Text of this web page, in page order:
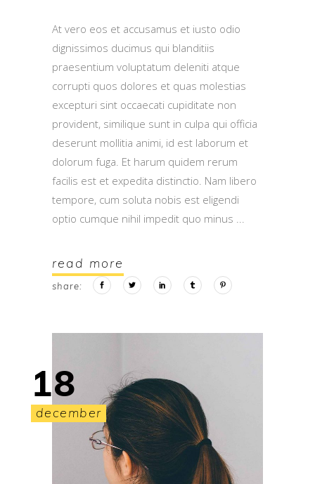
At vero eos et accusamus et iusto odio
dignissimos ducimus qui blanditiis
praesentium voluptatum deleniti atque
corrupti quos dolores et quas molestias
excepturi sint occaecati cupiditate non
provident, similique sunt in culpa qui officia
deserunt mollitia animi, id est laborum et
dolorum fuga. Et harum quidem rerum
facilis est et expedita distinctio. Nam libero
tempore, cum soluta nobis est eligendi
optio cumque nihil impedit quo minus
read more
share:
18
december